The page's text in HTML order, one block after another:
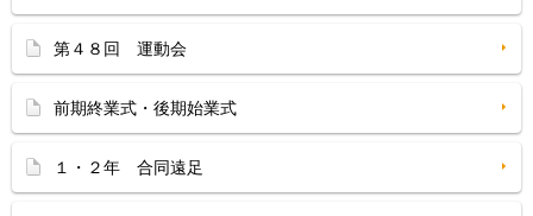
第４８回 運動会
前期終業式・後期始業式
１・２年 合同遠足